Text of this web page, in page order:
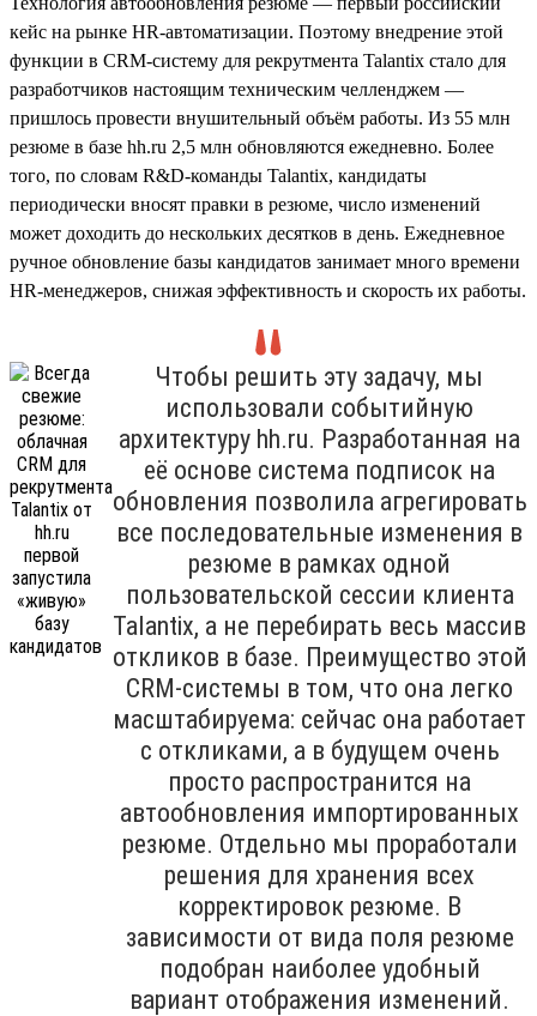
кейс на рынке HR-автоматизации. Поэтому внедрение этой
функции в CRM-систему для рекрутмента Talantix стало для
разработчиков настоящим техническим челленджем —
пришлось провести внушительный объём работы. Из 55 млн
резюме в базе hh.ru 2,5 млн обновляются ежедневно. Более
того, по словам R&D-команды Talantix, кандидаты
периодически вносят правки в резюме, число изменений
может доходить до нескольких десятков в день. Ежедневное
ручное обновление базы кандидатов занимает много времени
HR-менеджеров, снижая эффективность и скорость их работы.
Чтобы решить эту задачу, мы
использовали событийную
архитектуру hh.ru. Разработанная на
её основе система подписок на
обновления позволила агрегировать
все последовательные изменения в
резюме в рамках одной
пользовательской сессии клиента
Talantix, а не перебирать весь массив
откликов в базе. Преимущество этой
CRM-системы в том, что она легко
масштабируема: сейчас она работает
с откликами, а в будущем очень
просто распространится на
автообновления импортированных
резюме. Отдельно мы проработали
решения для хранения всех
корректировок резюме. В
зависимости от вида поля резюме
подобран наиболее удобный
вариант отображения изменений.